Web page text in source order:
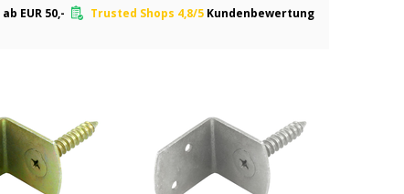
ab EUR 50,- Trusted Shops 4,8/5 Kundenbewertung